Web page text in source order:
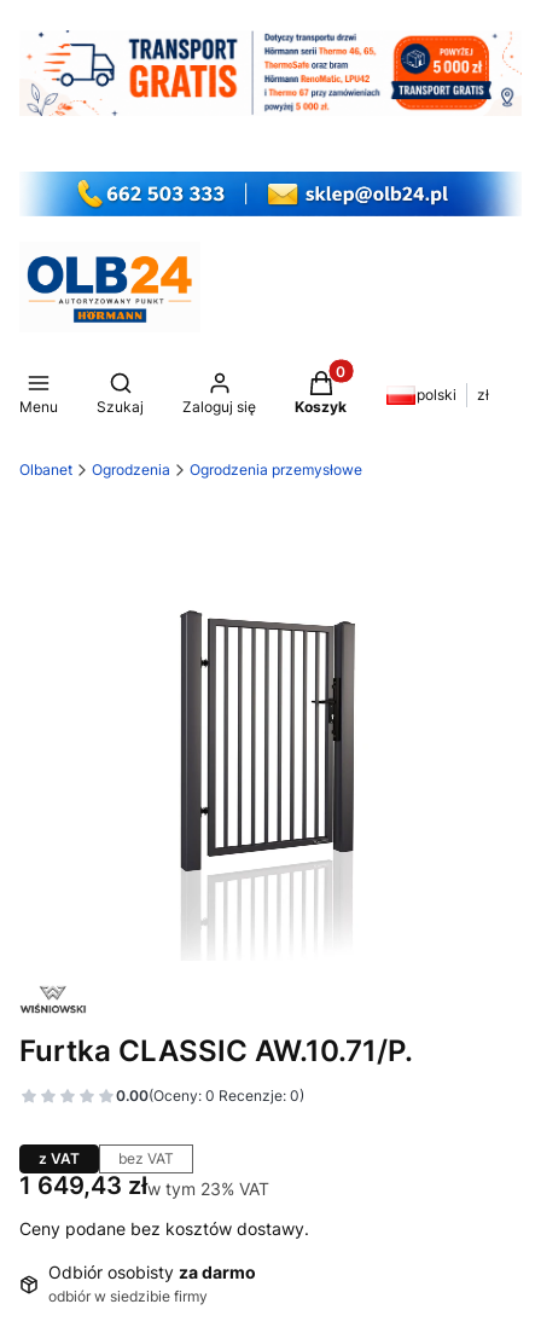
Menu
Otwórz wyszukiwarkę
Szukaj Zaloguj się
Produkty w koszyku: 0.
Koszyk
polski zł
Olbanet Ogrodzenia Ogrodzenia przemysłowe
Furtka CLASSIC AW.10.71/P.
0.00(Oceny: 0 Recenzje: 0)
z VAT bez VAT
Cena
1 649,43 złw tym 23% VAT
w tym 23% VAT
Ceny podane bez kosztów dostawy.
Odbiór osobisty za darmo
odbiór w siedzibie firmy